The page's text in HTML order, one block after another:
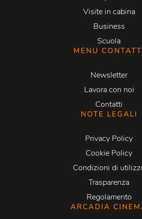
Visite in cabina
Business
Scuola
MENU
Newsletter
Lavora con noi
Contatti
NOTE LEGALI
Privacy Policy
Cookie Policy
Condizioni di
Trasparenza
Regolamento
ARCADIA